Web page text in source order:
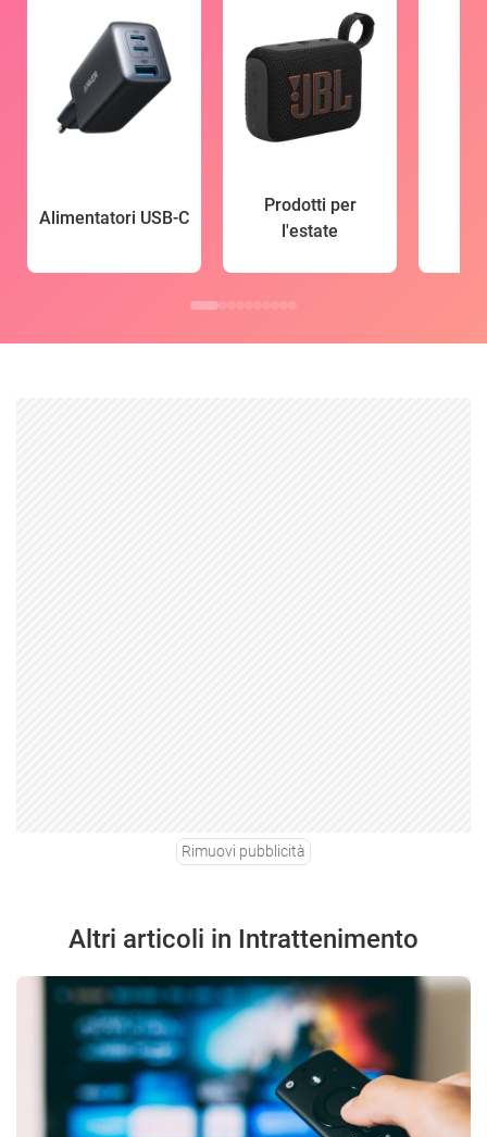
Alimentatori USB-C
Prodotti per
l'estate
Rimuovi pubblicità
Altri articoli in Intrattenimento